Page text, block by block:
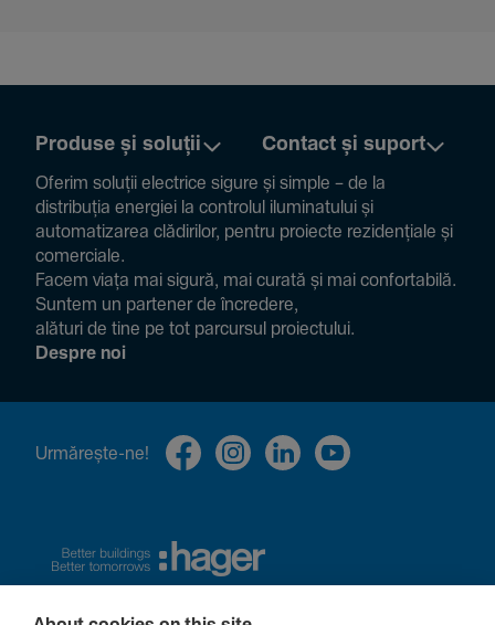
Produse și soluții Contact și suport
Oferim soluții electrice sigure și simple – de la
distribuția energiei la controlul ilumi­na­tului și
auto­ma­ti­zarea clădi­rilor, pentru proiecte rezi­den­țiale și
comer­ciale.
Facem viața mai sigură, mai curată și mai confor­ta­bilă.
Suntem un partener de încre­dere,
alături de tine pe tot parcursul proiec­tului.
Despre noi
Urmă­rește-ne!